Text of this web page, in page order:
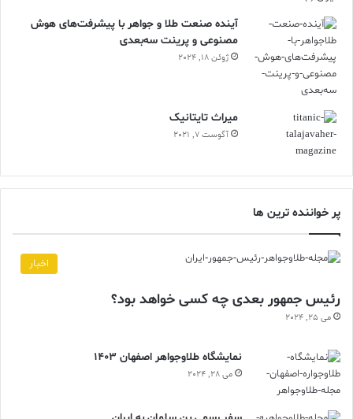
آینده صنعت طلا و جواهر با پیشرفت‌های هوش
مصنوعی و پرینت سه‌بعدی
ژوئن 18, 2024
ميراث تايتانيک
آگوست 7, 2021
پر خواننده ترین ها
اخبار
رئیس جمهور بعدی چه کسی خواهد بود؟
می 25, 2024
نمایشگاه طلاوجواهر اصفهان 1403
می 28, 2024